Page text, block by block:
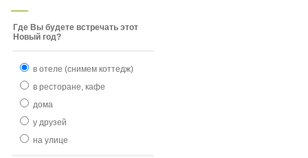
Где Вы будете встречать этот
Новый год?
в отеле (снимем коттедж)
в ресторане, кафе
дома
у друзей
на улице